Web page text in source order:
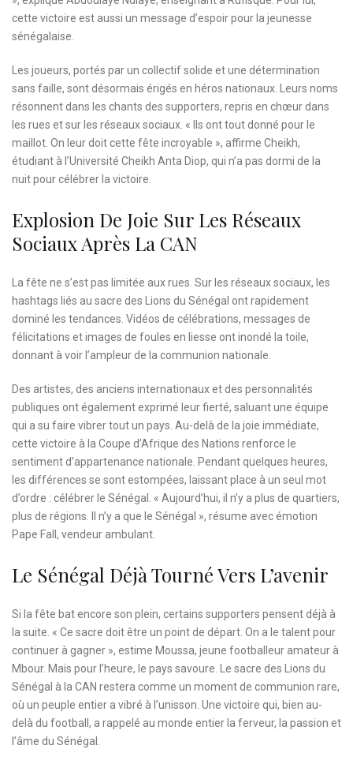
cette victoire est aussi un message d’espoir pour la jeunesse
sénégalaise.
Les joueurs, portés par un collectif solide et une détermination
sans faille, sont désormais érigés en héros nationaux. Leurs noms
résonnent dans les chants des supporters, repris en chœur dans
les rues et sur les réseaux sociaux. « Ils ont tout donné pour le
maillot. On leur doit cette fête incroyable », affirme Cheikh,
étudiant à l’Université Cheikh Anta Diop, qui n’a pas dormi de la
nuit pour célébrer la victoire.
Explosion De Joie Sur Les Réseaux
Sociaux Après La CAN
La fête ne s’est pas limitée aux rues. Sur les réseaux sociaux, les
hashtags liés au sacre des Lions du Sénégal ont rapidement
dominé les tendances. Vidéos de célébrations, messages de
félicitations et images de foules en liesse ont inondé la toile,
donnant à voir l’ampleur de la communion nationale.
Des artistes, des anciens internationaux et des personnalités
publiques ont également exprimé leur fierté, saluant une équipe
qui a su faire vibrer tout un pays. Au-delà de la joie immédiate,
cette victoire à la Coupe d’Afrique des Nations renforce le
sentiment d’appartenance nationale. Pendant quelques heures,
les différences se sont estompées, laissant place à un seul mot
d’ordre : célébrer le Sénégal. « Aujourd’hui, il n’y a plus de quartiers,
plus de régions. Il n’y a que le Sénégal », résume avec émotion
Pape Fall, vendeur ambulant.
Le Sénégal Déjà Tourné Vers L’avenir
Si la fête bat encore son plein, certains supporters pensent déjà à
la suite. « Ce sacre doit être un point de départ. On a le talent pour
continuer à gagner », estime Moussa, jeune footballeur amateur à
Mbour. Mais pour l’heure, le pays savoure. Le sacre des Lions du
Sénégal à la CAN restera comme un moment de communion rare,
où un peuple entier a vibré à l’unisson. Une victoire qui, bien au-
delà du football, a rappelé au monde entier la ferveur, la passion et
l’âme du Sénégal.